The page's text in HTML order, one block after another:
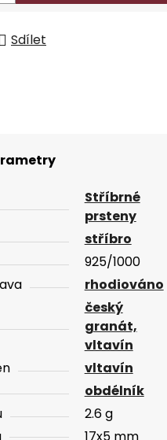
Sdílet
Stříbrné
prsteny
stříbro
925/1000
rhodiováno
český
granát,
vltavín
vltavín
obdélník
2.6 g